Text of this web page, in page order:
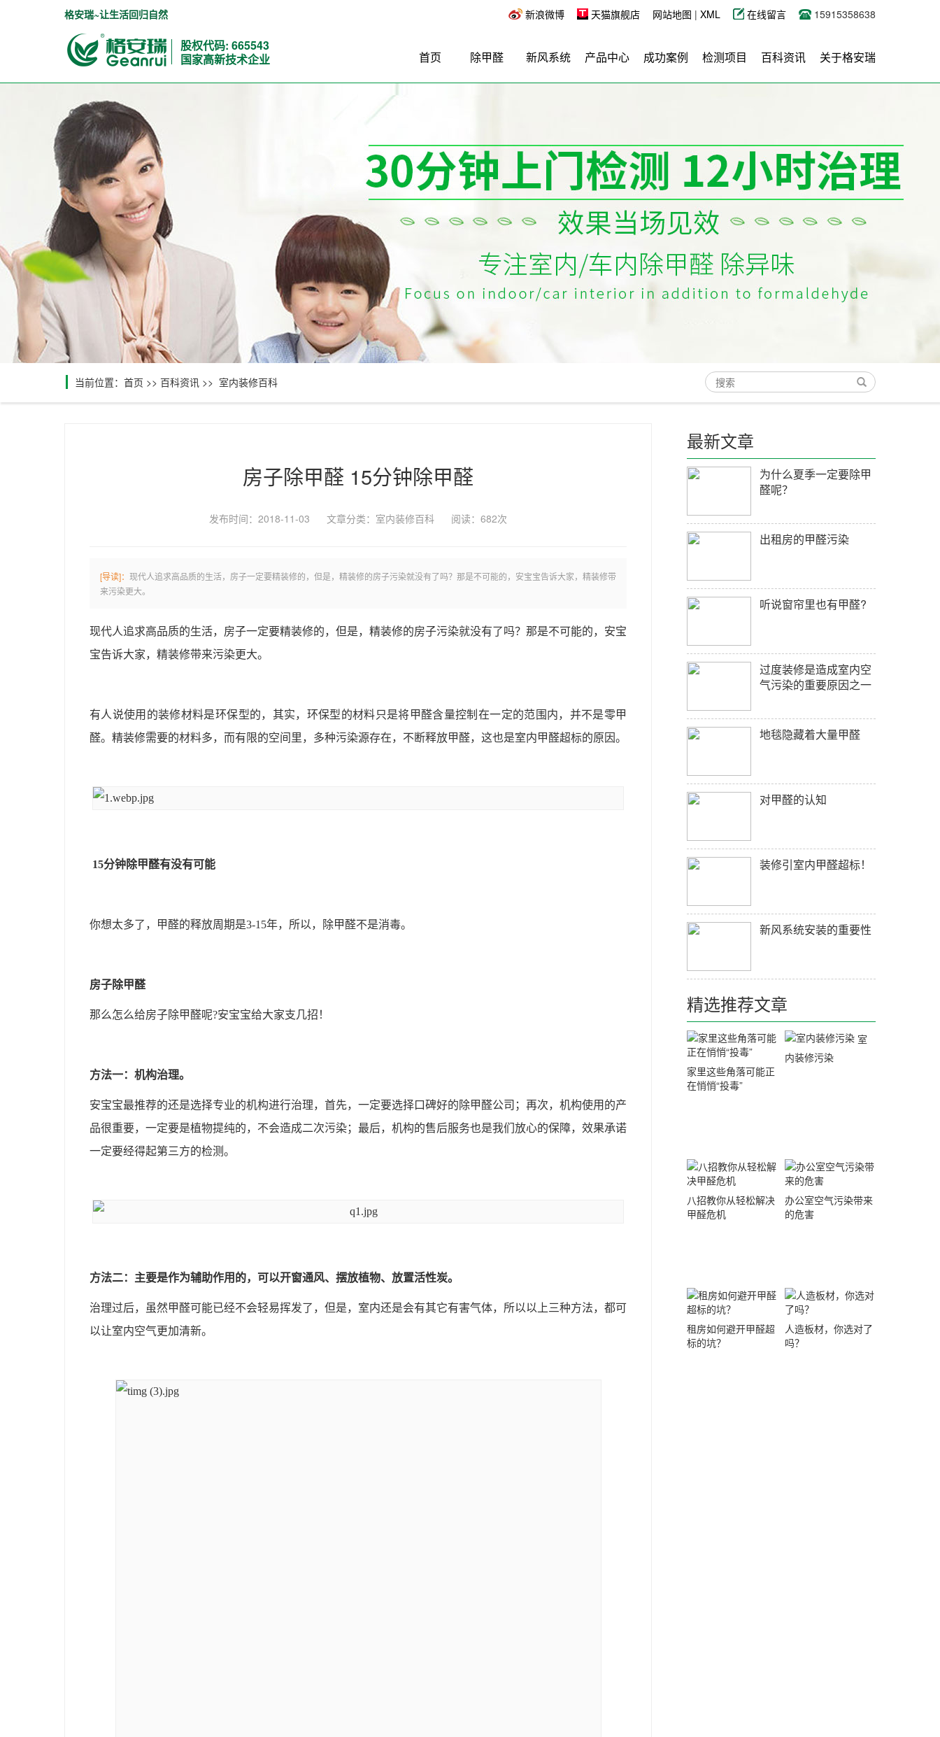
格安瑞~让生活回归自然 新浪微博 天猫旗舰店 网站地图 | XML 在线留言 15915358638
股权代码: 665543
国家高新技术企业
首页 除甲醛 新风系统 产品中心 成功案例 检测项目 百科资讯 关于格安瑞
当前位置： 首页 >> 百科资讯 >> 室内装修百科
房子除甲醛 15分钟除甲醛
发布时间：2018-11-03 文章分类： 室内装修百科 阅读： 682次
[导读]： 现代人追求高品质的生活，房子一定要精装修的，但是，精装修的房子污染就没有了吗？那是不可能的，安宝宝告诉大家，精装修带
来污染更大。
现代人追求高品质的生活，房子一定要精装修的，但是，精装修的房子污染就没有了吗？那是不可能的，安宝
宝告诉大家，精装修带来污染更大。
有人说使用的装修材料是环保型的，其实，环保型的材料只是将甲醛含量控制在一定的范围内，并不是零甲
醛。精装修需要的材料多，而有限的空间里，多种污染源存在，不断释放甲醛，这也是室内甲醛超标的原因。
15分钟除甲醛有没有可能
你想太多了，甲醛的释放周期是3-15年，所以，除甲醛不是消毒。
房子除甲醛
那么怎么给房子除甲醛呢?安宝宝给大家支几招！
方法一：机构治理。
安宝宝最推荐的还是选择专业的机构进行治理，首先，一定要选择口碑好的除甲醛公司；再次，机构使用的产
品很重要，一定要是植物提纯的，不会造成二次污染；最后，机构的售后服务也是我们放心的保障，效果承诺
一定要经得起第三方的检测。
方法二：主要是作为辅助作用的，可以开窗通风、摆放植物、放置活性炭。
治理过后，虽然甲醛可能已经不会轻易挥发了，但是，室内还是会有其它有害气体，所以以上三种方法，都可
以让室内空气更加清新。
最新文章
为什么夏季一定要除甲
醛呢？
出租房的甲醛污染
听说窗帘里也有甲醛?
过度装修是造成室内空
气污染的重要原因之一
地毯隐藏着大量甲醛
对甲醛的认知
装修引室内甲醛超标！
新风系统安装的重要性
精选推荐文章
家里这些角落可能正
在悄悄“投毒”
室
内装修污染
八招教你从轻松解决
甲醛危机
办公室空气污染带来
的危害
租房如何避开甲醛超
标的坑？
人造板材，你选对了
吗？